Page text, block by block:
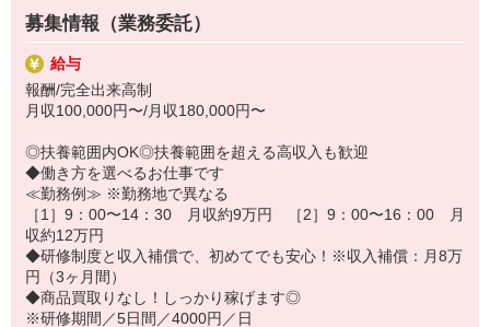
す！
〜ヤクルトスタッフの1日〜
2児の母として仕事と家庭の両立をしているHさん。
実際のワークスタイルを、一例としてご紹介いたします！
※時間は地域によって異なります。
8:30 朝礼が終わったら出発
13:00 お届け修了、翌日準備、集計作業
14:30お仕事修了
☆ココがPoint☆
・保育料補助制度があります！
・家事・夕食の支度なども余裕をもってできます！
募集情報（業務委託）
給与
報酬/完全出来高制
月収100,000円〜/月収180,000円〜
◎扶養範囲内OK◎扶養範囲を超える高収入も歓迎
◆働き方を選べるお仕事です
≪勤務例≫ ※勤務地で異なる
［1］9：00〜14：30 月収約9万円 ［2］9：00〜16：00 月
収約12万円
◆研修制度と収入補償で、初めてでも安心！※収入補償：月8万
円（3ヶ月間）
◆商品買取りなし！しっかり稼げます◎
※研修期間／5日間／4000円／日